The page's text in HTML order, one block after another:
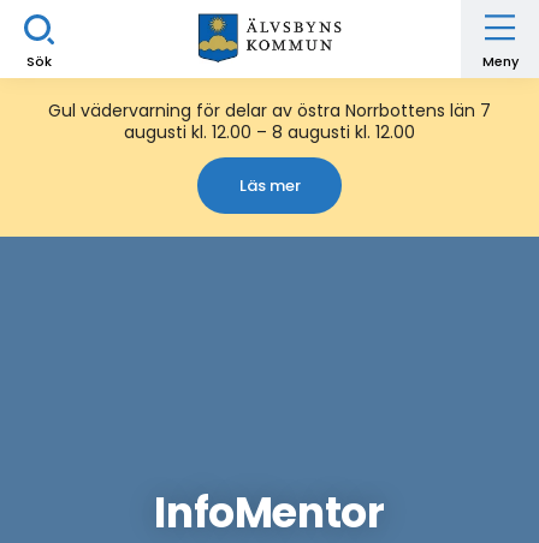
Sök Meny
Gul vädervarning för delar av östra Norrbottens län 7
augusti kl. 12.00 – 8 augusti kl. 12.00
Läs mer
InfoMentor